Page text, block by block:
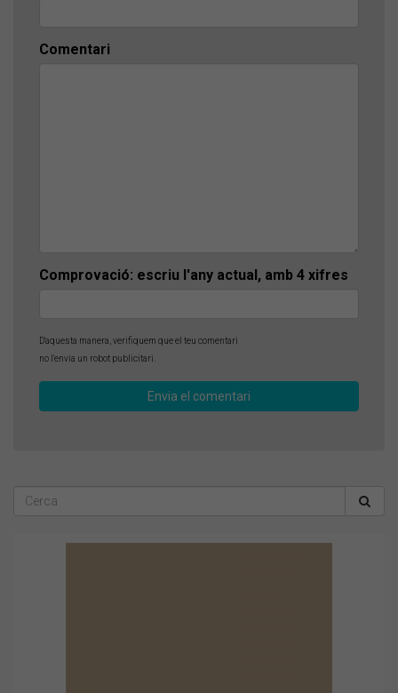
Comentari
Comprovació: escriu l'any actual, amb 4 xifres
D'aquesta manera, verifiquem que el teu comentari
no l'envia un robot publicitari.